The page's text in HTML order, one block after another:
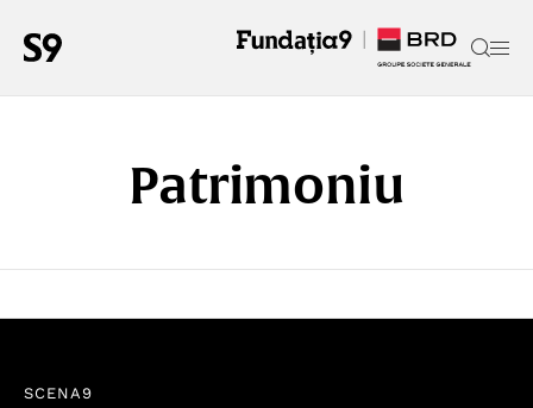
Patrimoniu
SCENA9